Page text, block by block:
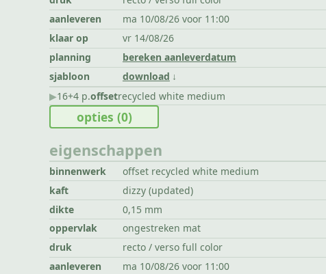
aanleveren
ma 10/08/26 voor 11:00
klaar op
vr 14/08/26
planning
bereken aanleverdatum
sjabloon
download
▶︎16+4 p.offsetrecycled white medium
eigenschappen
binnenwerk offset recycled white medium
kaft
dizzy (updated)
dikte
0,15 mm
oppervlak
ongestreken mat
druk
recto / verso full color
aanleveren
ma 10/08/26 voor 11:00
opties (0)